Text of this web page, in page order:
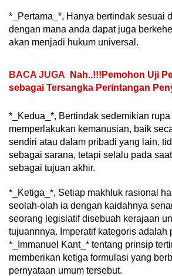
*_Pertama_*, Hanya bertindak sesuai
dengan mana anda dapat juga
akan menjadi hukum universal.
BACA JUGA
Nah..!!!Pemohon Uji
sebagai Tersangka Perintangan
*_Kedua_*, Bertindak sedemikian
memperlakukan kemanusian, baik
sendiri atau dalam pribadi yang lain,
sebagai sarana, tetapi selalu pada
sebagai tujuan akhir.
*_Ketiga_*, Setiap makhluk rasional
seolah-olah ia dengan kaidahnya
seorang legislatif disebuah kerajaan
tujuannnya. Imperatif kategoris adalah
*_Immanuel Kant_* tentang prinsip
memberikan ketiga formulasi yang
pernyataan umum tersebut.